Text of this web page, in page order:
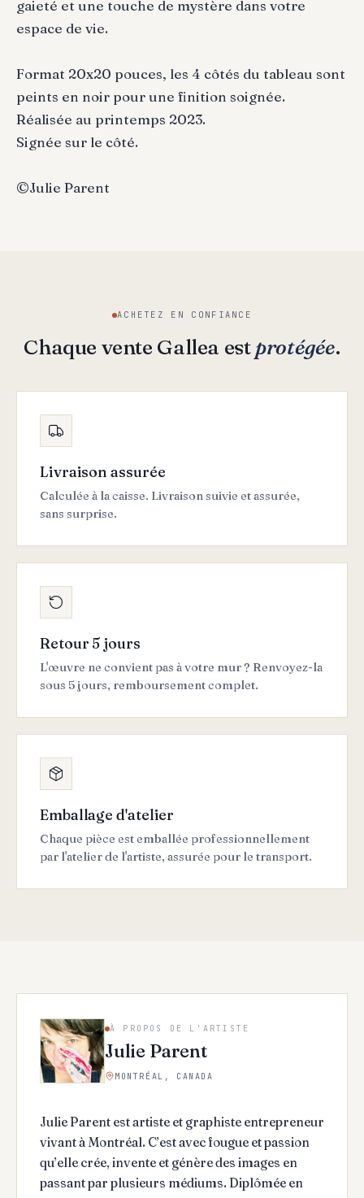
gaieté et une touche de mystère dans votre
espace de vie.
Format 20x20 pouces, les 4 côtés du tableau sont
peints en noir pour une finition soignée.
Réalisée au printemps 2023.
Signée sur le côté.
©Julie Parent
ACHETEZ EN CONFIANCE
Chaque vente Gallea estprotégée.
Livraison assurée
Calculée à la caisse. Livraison suivie et assurée,
sans surprise.
Retour 5 jours
L'œuvre ne convient pas à votre mur ? Renvoyez-la
sous 5 jours, remboursement complet.
Emballage d'atelier
Chaque pièce est emballée professionnellement
par l'atelier de l'artiste, assurée pour le transport.
À PROPOS DE L'ARTISTE
Julie Parent
MONTRÉAL, CANADA
Julie Parent est artiste et graphiste entrepreneur
vivant à Montréal. C’est avec fougue et passion
qu’elle crée, invente et génère des images en
passant par plusieurs médiums. Diplômée en